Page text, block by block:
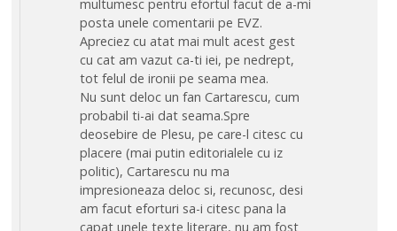
multumesc pentru efortul facut de a-mi
posta unele comentarii pe EVZ.
Apreciez cu atat mai mult acest gest
cu cat am vazut ca-ti iei, pe nedrept,
tot felul de ironii pe seama mea.
Nu sunt deloc un fan Cartarescu, cum
probabil ti-ai dat seama.Spre
deosebire de Plesu, pe care-l citesc cu
placere (mai putin editorialele cu iz
politic), Cartarescu nu ma
impresioneaza deloc si, recunosc, desi
am facut eforturi sa-i citesc pana la
capat unele texte literare, nu am fost